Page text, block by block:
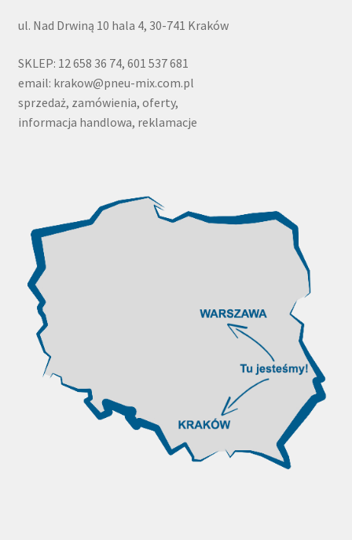
ul. Nad Drwiną 10 hala 4, 30-741 Kraków
SKLEP: 12 658 36 74, 601 537 681
email: krakow@pneu-mix.com.pl
sprzedaż, zamówienia, oferty,
informacja handlowa, reklamacje